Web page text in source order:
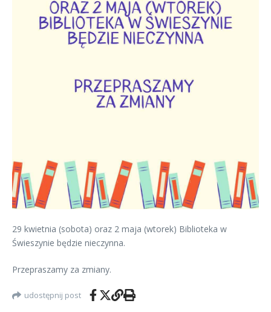
29 kwietnia (sobota) oraz 2 maja (wtorek) Biblioteka w
Świeszynie będzie nieczynna.
Przepraszamy za zmiany.
udostępnij post